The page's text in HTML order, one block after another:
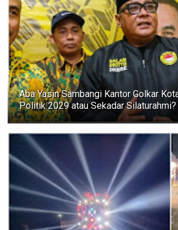
Aba Yasin Sambangi Kantor Golkar
Politik 2029 atau Sekadar Silaturahmi?